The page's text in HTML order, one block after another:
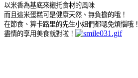
以米香為基底來襯托食材的風味
而且這米蛋糕可是健康天然、無負擔的哦！
在節食、算卡路里的先生小姐們都嗯免煩惱哦！
盡情的享用美食就對啦！